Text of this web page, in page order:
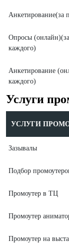
Анкетирование(за
Опросы
каждого)
Анкетирование
каждого)
Услуги
УСЛУГИ
Зазывалы
Подбор
Промоутер в ТЦ
Промоутер
Промоутер на